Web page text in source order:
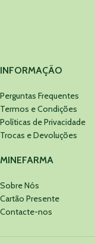
INFORMAÇÃO
Perguntas Frequentes
Termos e Condições
Políticas de Privacidade
Trocas e Devoluções
MINEFARMA
Sobre Nós
Cartão Presente
Contacte-nos